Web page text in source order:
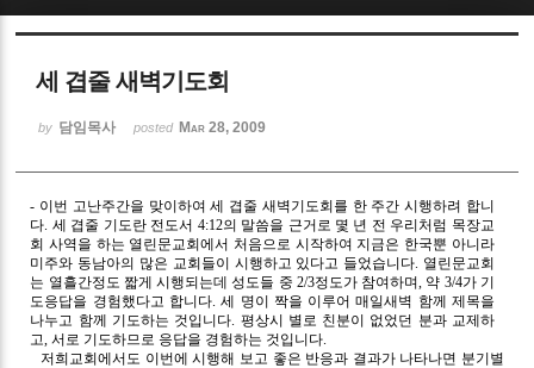
세 겹줄 새벽기도회
by 담임목사 posted Mar 28, 2009
- 이번 고난주간을 맞이하여 세 겹줄 새벽기도회를 한 주간 시행하려 합니
다. 세 겹줄 기도란 전도서 4:12의 말씀을 근거로 몇 년 전 우리처럼 목장교
회 사역을 하는 열린문교회에서 처음으로 시작하여 지금은 한국뿐 아니라
미주와 동남아의 많은 교회들이 시행하고 있다고 들었습니다. 열린문교회
는 열흘간정도 짧게 시행되는데 성도들 중 2/3정도가 참여하며, 약 3/4가 기
도응답을 경험했다고 합니다. 세 명이 짝을 이루어 매일새벽 함께 제목을
나누고 함께 기도하는 것입니다. 평상시 별로 친분이 없었던 분과 교제하
고, 서로 기도하므로 응답을 경험하는 것입니다.
저희교회에서도 이번에 시행해 보고 좋은 반응과 결과가 나타나면 분기별
Sketchbook5, 스케치북5
Sketchbook5, 스케치북5